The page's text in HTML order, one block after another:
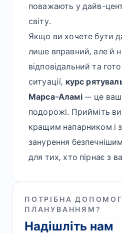
поважають у дайв-
світу.
Якщо ви хочете бути
лише вправний, але й
відповідальний та
ситуації, курс
Марса-Аламі— це ваш
подорожі. Прийміть
кращим напарником і
занурення
для тих, хто пірнає з
ПОТРІБНА
ПЛАНУВАННЯМ?
Надішліть нам